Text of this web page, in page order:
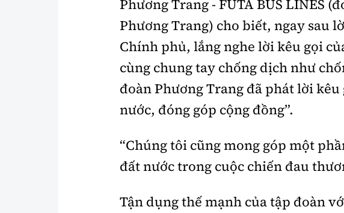
Phương Trang - FUTA BUS LINES
Phương Trang) cho biết, ngay sau
Chính phủ, lắng nghe lời kêu gọi
cùng chung tay chống dịch như
đoàn Phương Trang đã phát lời
nước, đóng góp cộng đồng”.
“Chúng tôi cũng mong góp một
đất nước trong cuộc chiến đau
Tận dụng thế mạnh của tập đoàn